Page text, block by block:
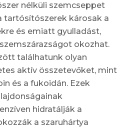
nélküli szemcseppet
tartósítószerek károsak a
és emiatt gyulladást,
okozhat.
találhatunk olyan
aktív összetevőket, mint
és a fukoidán. Ezek
hidratálják a
a szaruhártya